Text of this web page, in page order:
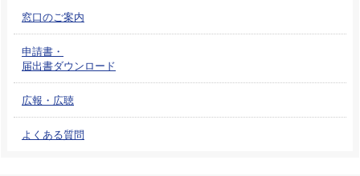
窓口のご案内
申請書・
届出書ダウンロード
広報・広聴
よくある質問